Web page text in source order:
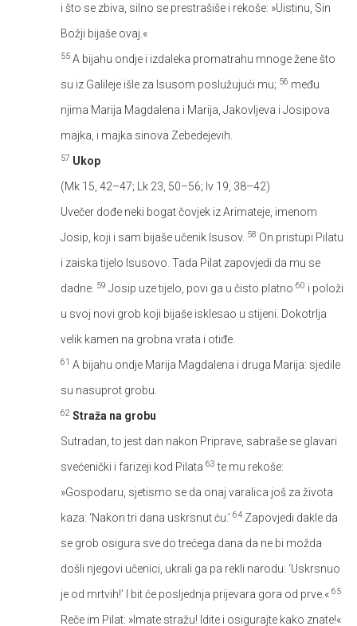
i što se zbiva, silno se prestrašiše i rekoše: »Uistinu, Sin
Božji bijaše ovaj.«
55 A bijahu ondje i izdaleka promatrahu mnoge žene što
su iz Galileje išle za Isusom poslužujući mu; 56 među
njima Marija Magdalena i Marija, Jakovljeva i Josipova
majka, i majka sinova Zebedejevih.
57 Ukop
(Mk 15, 42–47; Lk 23, 50–56; Iv 19, 38–42)
Uvečer dođe neki bogat čovjek iz Arimateje, imenom
Josip, koji i sam bijaše učenik Isusov. 58 On pristupi Pilatu
i zaiska tijelo Isusovo. Tada Pilat zapovjedi da mu se
dadne. 59 Josip uze tijelo, povi ga u čisto platno 60 i položi
u svoj novi grob koji bijaše isklesao u stijeni. Dokotrlja
velik kamen na grobna vrata i otiđe.
61 A bijahu ondje Marija Magdalena i druga Marija: sjedile
su nasuprot grobu.
62 Straža na grobu
Sutradan, to jest dan nakon Priprave, sabraše se glavari
svećenički i farizeji kod Pilata 63 te mu rekoše:
»Gospodaru, sjetismo se da onaj varalica još za života
kaza: ‘Nakon tri dana uskrsnut ću.’ 64 Zapovjedi dakle da
se grob osigura sve do trećega dana da ne bi možda
došli njegovi učenici, ukrali ga pa rekli narodu: ‘Uskrsnuo
je od mrtvih!’ I bit će posljednja prijevara gora od prve.« 65
Reče im Pilat: »Imate stražu! Idite i osigurajte kako znate!«